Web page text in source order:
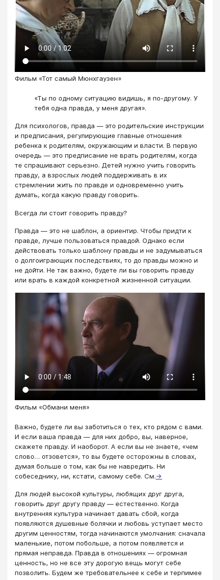
Фильм «Тот самый Мюнхгаузен»
«Ты по одному ситуацию видишь, я по-другому. У
тебя одна правда, у меня другая».
Для психологов, правда — это родительские инструкции
и предписания, регулирующие главные отношения
ребенка к родителям, окружающим и власти. В первую
очередь — это предписание не врать родителям, когда
те спрашивают серьезно. Детей нужно учить говорить
правду, а взрослых людей поддерживать в их
стремлении жить по правде и одновременно учить
думать, когда какую правду говорить.
Всегда ли стоит говорить правду?
Правда — это не шаблон, а ориентир. Чтобы придти к
правде, лучше пользоваться правдой. Однако если
действовать только шаблону правды и не задумываться
о долгоиграющих последствиях, то до правды можно и
не дойти. Не так важно, будете ли вы говорить правду
или врать в каждой конкретной жизненной ситуации.
Фильм «Обмани меня»
Важно, будете ли вы заботиться о тех, кто рядом с вами.
И если ваша правда — для них добро, вы, наверное,
скажете правду. И наоборот. А если вы не знаете, «чем
слово… отзовется», то вы будете осторожны в словах,
думая больше о том, как бы не навредить. Ни
собеседнику, ни, кстати, самому себе. См.→
Для людей высокой культуры, любящих друг друга,
говорить друг другу правду — естественно. Когда
внутренняя культура начинает давать сбой, когда
появляются душевные болячки и любовь уступает место
другим ценностям, тогда начинаются умолчания: сначала
маленькие, потом побольше, а потом появляется и
прямая неправда. Правда в отношениях — огромная
ценность, но не все эту дорогую вещь могут себе
позволить. Будем же требовательнее к себе и терпимее